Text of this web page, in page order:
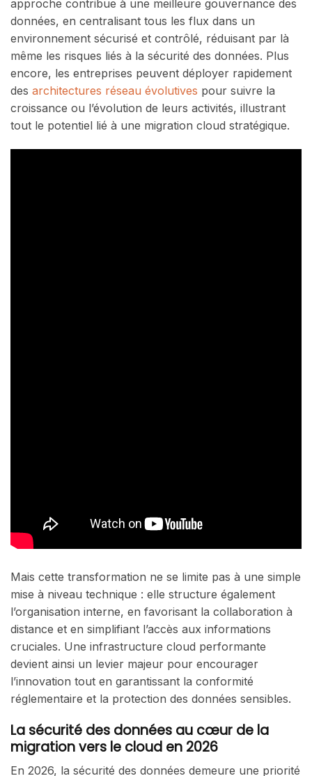
approche contribue à une meilleure gouvernance des
données, en centralisant tous les flux dans un
environnement sécurisé et contrôlé, réduisant par là
même les risques liés à la sécurité des données. Plus
encore, les entreprises peuvent déployer rapidement
des architectures réseau évolutives pour suivre la
croissance ou l’évolution de leurs activités, illustrant
tout le potentiel lié à une migration cloud stratégique.
Mais cette transformation ne se limite pas à une simple
mise à niveau technique : elle structure également
l’organisation interne, en favorisant la collaboration à
distance et en simplifiant l’accès aux informations
cruciales. Une infrastructure cloud performante
devient ainsi un levier majeur pour encourager
l’innovation tout en garantissant la conformité
réglementaire et la protection des données sensibles.
La sécurité des données au cœur de la
migration vers le cloud en 2026
En 2026, la sécurité des données demeure une priorité